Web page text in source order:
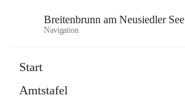
Breitenbrunn am Neusiedler See
Navigation
Start
Amtstafel